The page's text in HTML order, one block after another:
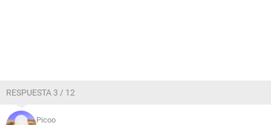
RESPUESTA 3 / 12
Picoo